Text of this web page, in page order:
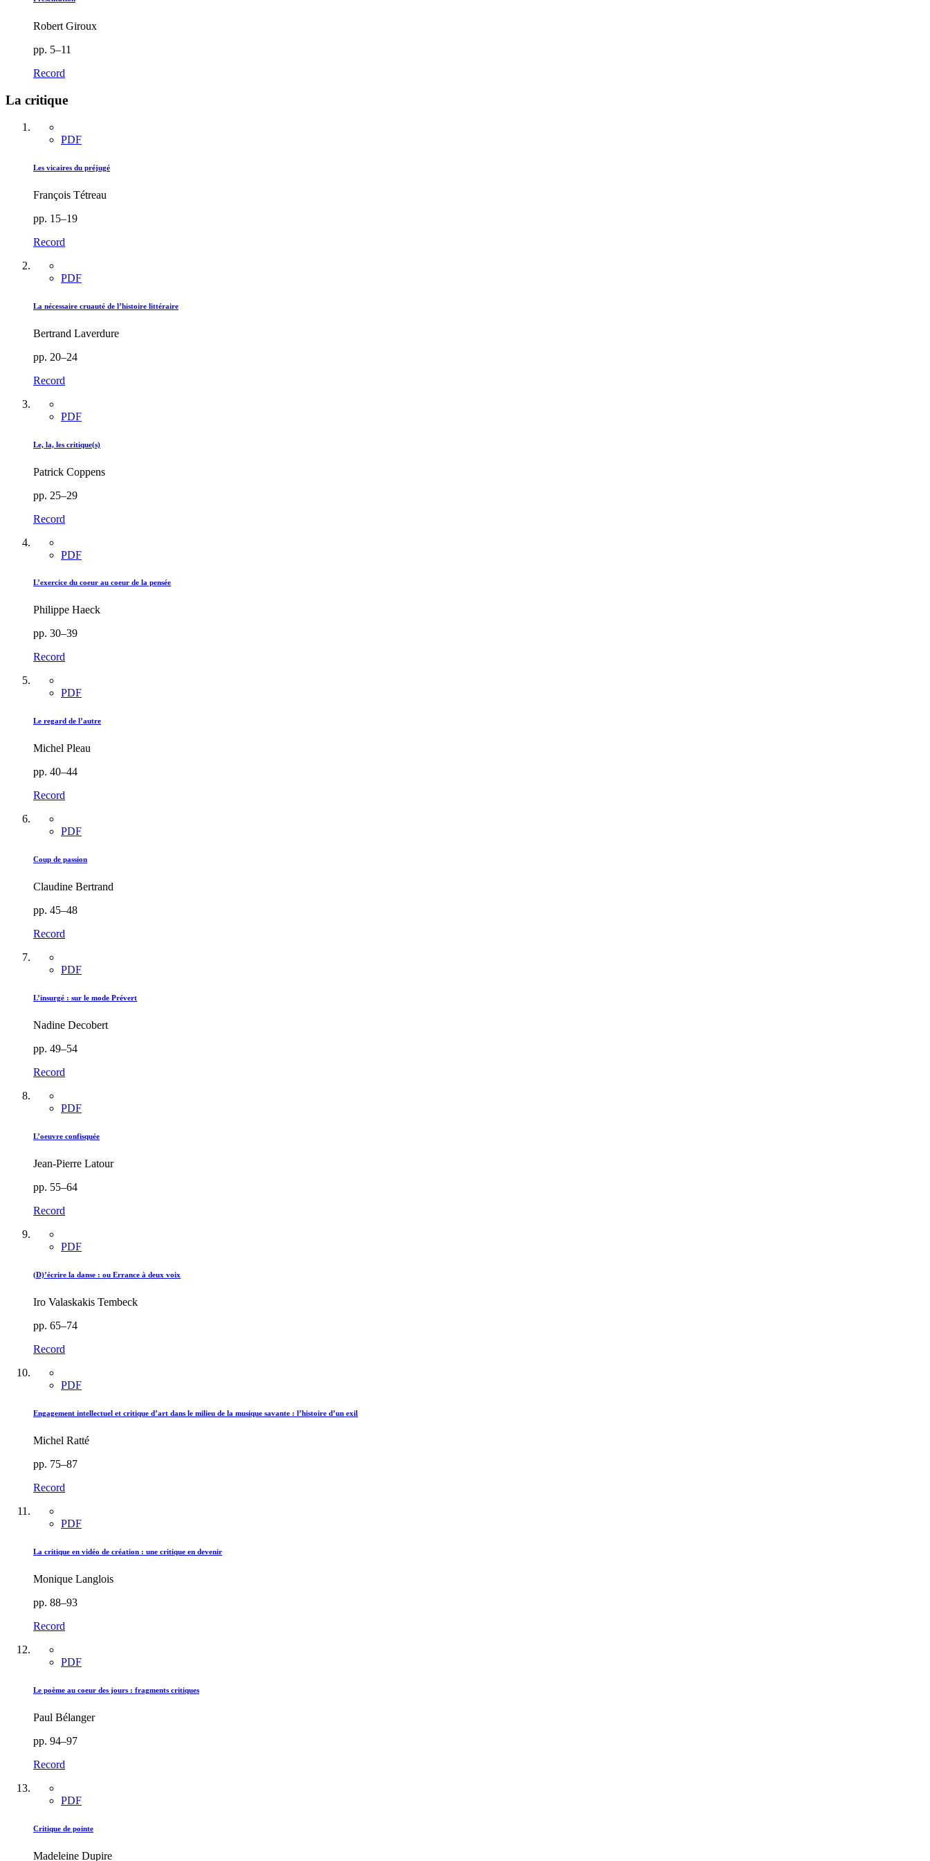
Robert Giroux
pp. 5–11
Record
La critique
PDF
Les vicaires du préjugé
François Tétreau
pp. 15–19
Record
PDF
La nécessaire cruauté de l’histoire littéraire
Bertrand Laverdure
pp. 20–24
Record
PDF
Le, la, les critique(s)
Patrick Coppens
pp. 25–29
Record
PDF
L’exercice du coeur au coeur de la pensée
Philippe Haeck
pp. 30–39
Record
PDF
Le regard de l’autre
Michel Pleau
pp. 40–44
Record
PDF
Coup de passion
Claudine Bertrand
pp. 45–48
Record
PDF
L’insurgé : sur le mode Prévert
Nadine Decobert
pp. 49–54
Record
PDF
L’oeuvre confisquée
Jean-Pierre Latour
pp. 55–64
Record
PDF
(D)’écrire la danse : ou Errance à deux voix
Iro Valaskakis Tembeck
pp. 65–74
Record
PDF
Engagement intellectuel et critique d’art dans le milieu de la musique savante : l’histoire d’un exil
Michel Ratté
pp. 75–87
Record
PDF
La critique en vidéo de création : une critique en devenir
Monique Langlois
pp. 88–93
Record
PDF
Le poème au coeur des jours : fragments critiques
Paul Bélanger
pp. 94–97
Record
PDF
Critique de pointe
Madeleine Dupire